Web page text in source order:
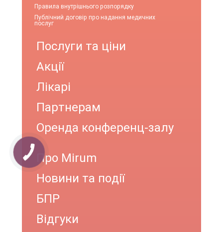
Правила внутрішнього розпорядку
Публічний договір про надання медичних
послуг
Послуги та ціни
Акції
Лікарі
Партнерам
Оренда конференц-залу
Про Mirum
Новини та події
БПР
Відгуки